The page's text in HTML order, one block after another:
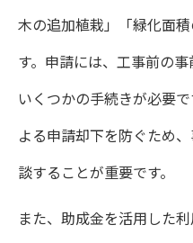
木の追加植栽」「緑化面
す。申請には、工事前の事
いくつかの手続きが必要
よる申請却下を防ぐため
談することが重要です。
また、助成金を活用した